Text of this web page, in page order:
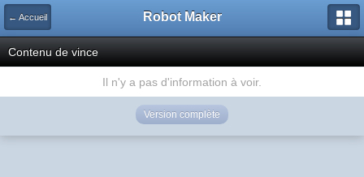
← Accueil Robot Maker
Contenu de vince
Il n'y a pas d'information à voir.
Version complète